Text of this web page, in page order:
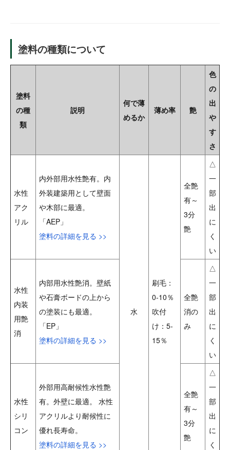
塗料の種類について
塗料
の種
類
説明
何で薄
めるか
薄め率 艶
色
の
出
や
す
さ
水性
アク
リル
内外部用水性艶有。内
外装建築用として壁面
や木部に最適。
「AEP」
塗料の詳細を見る >>
水
刷毛：
0-10％
吹付
け：5-
15％
全艶
有～
3分
艶
△
一
部
出
に
く
い
水性
内装
用艶
消
内部用水性艶消。壁紙
や石膏ボードの上から
の塗装にも最適。
「EP」
塗料の詳細を見る >>
全艶
消の
み
△
一
部
出
に
く
い
水性
シリ
コン
外部用高耐候性水性艶
有。外壁に最適。 水性
アクリルより耐候性に
優れ長寿命。
塗料の詳細を見る >>
全艶
有～
3分
艶
△
一
部
出
に
く